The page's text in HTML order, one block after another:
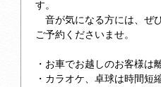
す。
音が気になる方には、ぜ
ご予約くださいませ。
・お車でお越しのお客様は
・カラオケ、卓球は時間